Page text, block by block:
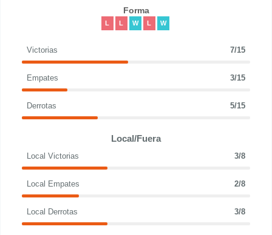
Forma
L L W L W
Victorias 7/15
Empates 3/15
Derrotas 5/15
Local/Fuera
Local Victorias 3/8
Local Empates 2/8
Local Derrotas 3/8